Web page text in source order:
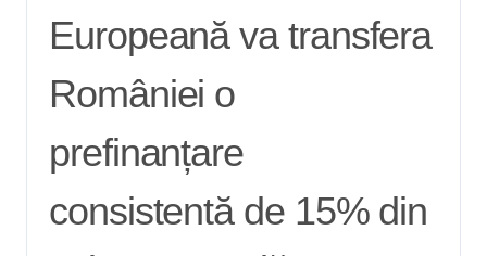
Europeană va transfera
României o
prefinanțare
consistentă de 15% din